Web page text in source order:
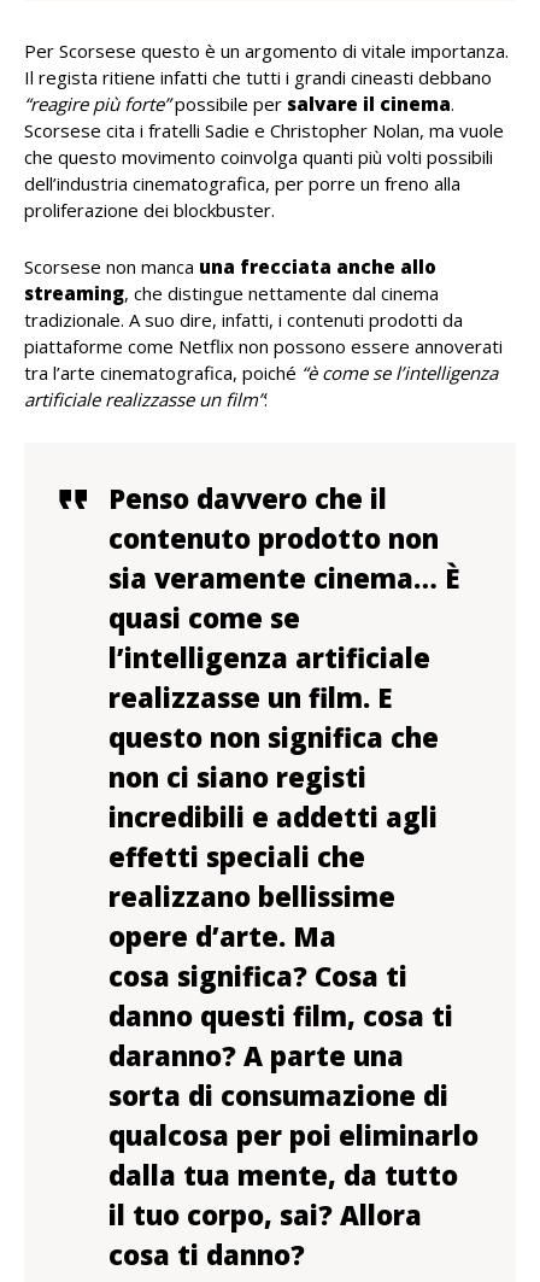
Per Scorsese questo è un argomento di vitale importanza.
Il regista ritiene infatti che tutti i grandi cineasti debbano
“reagire più forte”possibile per salvare il cinema.
Scorsese cita i fratelli Sadie e Christopher Nolan, ma vuole
che questo movimento coinvolga quanti più volti possibili
dell’industria cinematografica, per porre un freno alla
proliferazione dei blockbuster.
Scorsese non manca una frecciata anche allo
streaming, che distingue nettamente dal cinema
tradizionale. A suo dire, infatti, i contenuti prodotti da
piattaforme come Netflix non possono essere annoverati
tra l’arte cinematografica, poiché “è come se l’intelligenza
artificiale realizzasse un film”:
Penso davvero che il
contenuto prodotto non
sia veramente cinema… È
quasi come se
l’intelligenza artificiale
realizzasse un film. E
questo non significa che
non ci siano registi
incredibili e addetti agli
effetti speciali che
realizzano bellissime
opere d’arte. Ma
cosa significa? Cosa ti
danno questi film, cosa ti
daranno? A parte una
sorta di consumazione di
qualcosa per poi eliminarlo
dalla tua mente, da tutto
il tuo corpo, sai? Allora
cosa ti danno?